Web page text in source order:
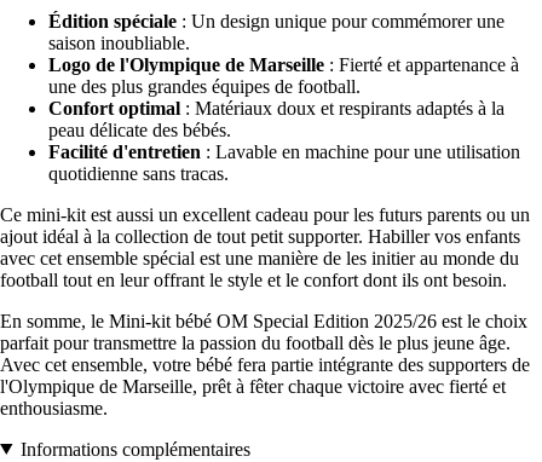
Édition spéciale : Un design unique pour commémorer une
saison inoubliable.
Logo de l'Olympique de Marseille : Fierté et appartenance à
une des plus grandes équipes de football.
Confort optimal : Matériaux doux et respirants adaptés à la
peau délicate des bébés.
Facilité d'entretien : Lavable en machine pour une utilisation
quotidienne sans tracas.
Ce mini-kit est aussi un excellent cadeau pour les futurs parents ou un
ajout idéal à la collection de tout petit supporter. Habiller vos enfants
avec cet ensemble spécial est une manière de les initier au monde du
football tout en leur offrant le style et le confort dont ils ont besoin.
En somme, le Mini-kit bébé OM Special Edition 2025/26 est le choix
parfait pour transmettre la passion du football dès le plus jeune âge.
Avec cet ensemble, votre bébé fera partie intégrante des supporters de
l'Olympique de Marseille, prêt à fêter chaque victoire avec fierté et
enthousiasme.
Informations complémentaires